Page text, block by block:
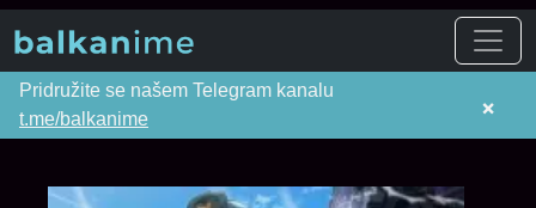
Pridružite se našem Telegram kanalu
t.me/balkanime
×